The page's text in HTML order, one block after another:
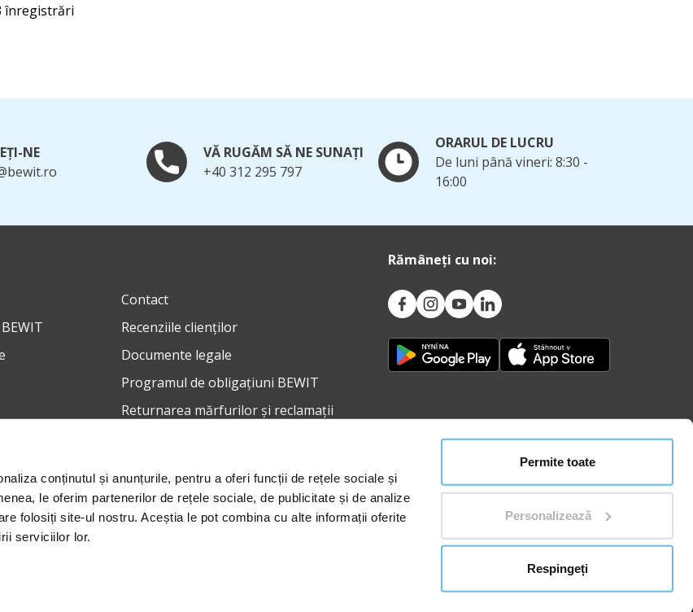
conținutul și anunțurile, pentru a oferi funcții de rețele sociale și
le oferim partenerilor de rețele sociale, de publicitate și de analize
folosiți site-ul nostru. Aceștia le pot combina cu alte informații oferite
serviciilor lor.
Permite toate
Personalizează
Respingeți
înregistrări
NE
VĂ RUGĂM SĂ NE SUNAȚI
+40 312 295 797
ORARUL DE LUCRU
De luni până vineri: 8:30 -
16:00
Contact
Recenziile clienților
Documente legale
Programul de obligațiuni BEWIT
Returnarea mărfurilor și reclamații
Rămâneți cu noi:
Principiile prelucrării datelor cu caracter personal
Ostrava, 710 00, Număr unic de identificare: 29443237, înregistrată la Tribunalul Județean Ostrava, Secțiunea